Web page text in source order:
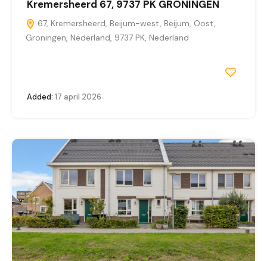
Kremersheerd 67, 9737 PK GRONINGEN
67, Kremersheerd, Beijum-west, Beijum, Oost,
Groningen, Nederland, 9737 PK, Nederland
Added: 17 april 2026